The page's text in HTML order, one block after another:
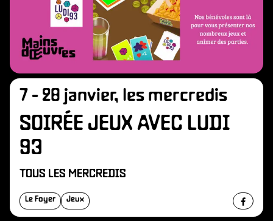
7 - 28 janvier, les mercredis
SOIRÉE JEUX AVEC LUDI
93
TOUS LES MERCREDIS
Le Foyer Jeux